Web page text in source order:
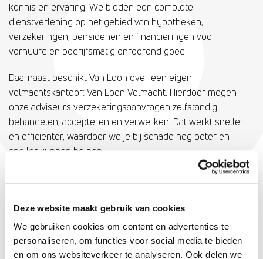
Deze website maakt gebruik van cookies
We gebruiken cookies om content en advertenties te
personaliseren, om functies voor social media te bieden
en om ons websiteverkeer te analyseren. Ook delen we
kennis en ervaring. We bieden een complete
dienstverlening op het gebied van hypotheken,
verzekeringen, pensioenen en financieringen voor
verhuurd en bedrijfsmatig onroerend goed.
Daarnaast beschikt Van Loon over een eigen
volmachtskantoor: Van Loon Volmacht. Hierdoor mogen
onze adviseurs verzekeringsaanvragen zelfstandig
behandelen, accepteren en verwerken. Dat werkt sneller
en efficiënter, waardoor we je bij schade nog beter en
sneller kunnen helpen.
PERSOONLIJK ADVIES
nemen graag de tijd om ons advies duidelijk uit te leggen
en alles tot in de puntjes voor je te regelen. Heeft een
collega niet direct het antwoord op je vraag? Dan is er altijd
een andere specialist die kan helpen. Dat is het voordeel